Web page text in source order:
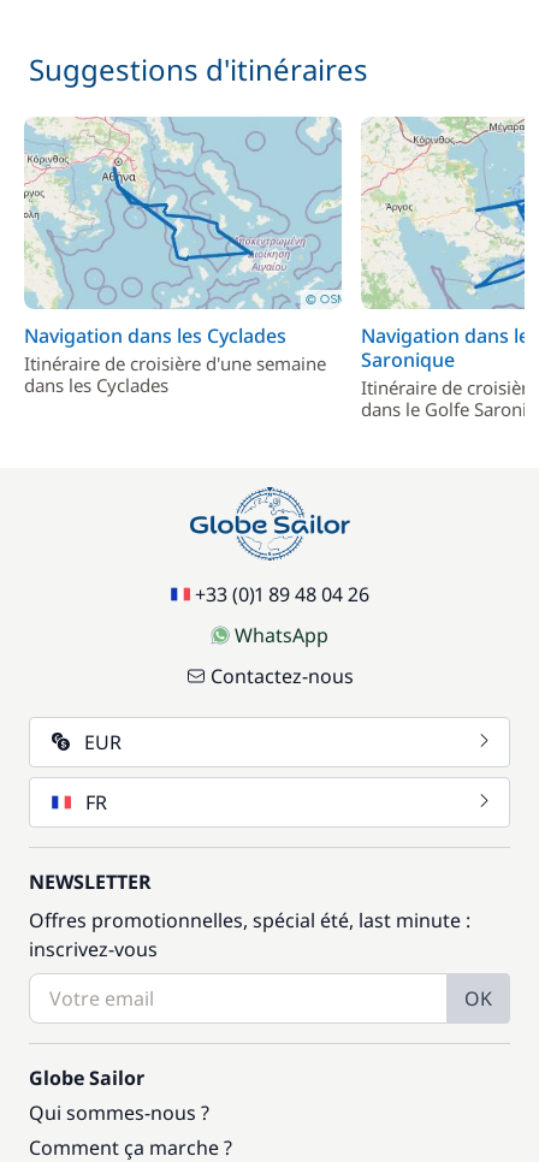
Suggestions d'itinéraires
Navigation dans les Cyclades
Itinéraire de croisière d'une semaine
dans les Cyclades
Navigation dans le
Saronique
Itinéraire de
dans le Golfe
+33 (0)1 89 48 04 26
WhatsApp
Contactez-nous
EUR
FR
NEWSLETTER
Offres promotionnelles, spécial été, last minute :
inscrivez-vous
OK
Globe Sailor
Qui sommes-nous ?
Comment ça marche ?